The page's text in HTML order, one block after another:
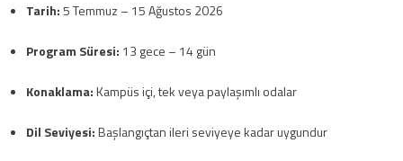
Tarih:5 Temmuz – 15 Ağustos 2026
Program Süresi: 13 gece – 14 gün
Konaklama:Kampüs içi, tek veya paylaşımlı odalar
Dil Seviyesi:Başlangıçtan ileri seviyeye kadar uygundur